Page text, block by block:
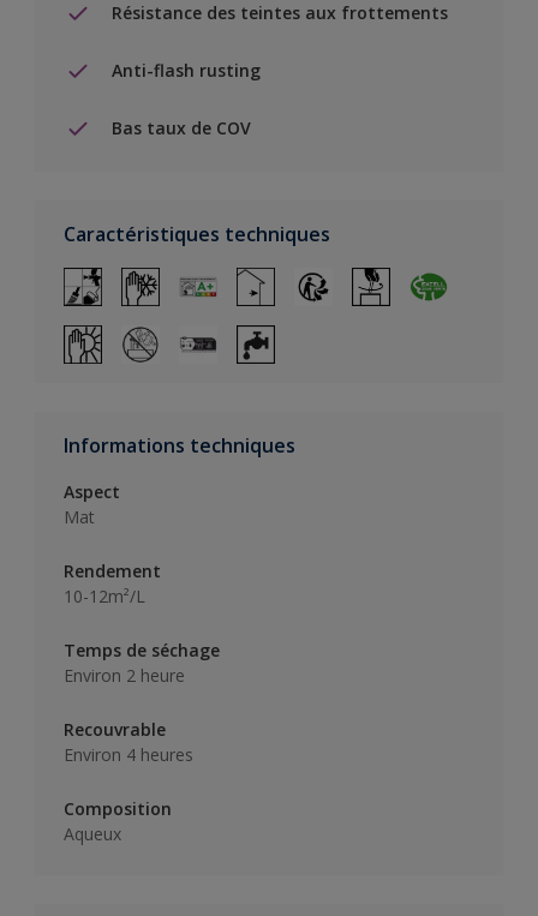
Résistance des teintes aux frottements
Anti-flash rusting
Bas taux de COV
Caractéristiques techniques
Informations techniques
Aspect
Mat
Rendement
10-12m²/L
Temps de séchage
Environ 2 heure
Recouvrable
Environ 4 heures
Composition
Aqueux